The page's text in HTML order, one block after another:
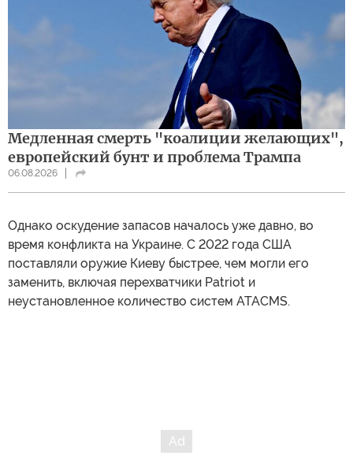
Медленная смерть "коалиции желающих",
европейский бунт и проблема Трампа
06.08.2026
Однако оскудение запасов началось уже давно, во
время конфликта на Украине. С 2022 года США
поставляли оружие Киеву быстрее, чем могли его
заменить, включая перехватчики Patriot и
неустановленное количество систем ATACMS.